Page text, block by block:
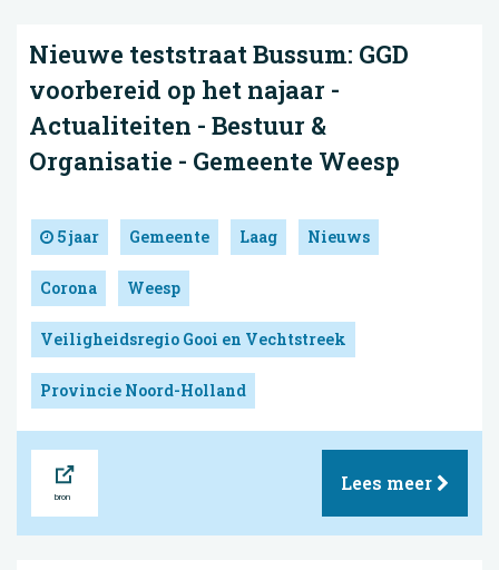
Nieuwe teststraat Bussum: GGD
voorbereid op het najaar -
Actualiteiten - Bestuur &
Organisatie - Gemeente Weesp
5 jaar Gemeente Laag Nieuws
Corona Weesp
Veiligheidsregio Gooi en Vechtstreek
Provincie Noord-Holland
Lees meer